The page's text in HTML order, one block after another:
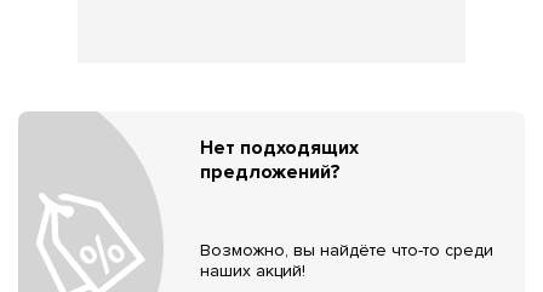
Нет подходящих
предложений?
Возможно, вы найдёте что-то среди
наших акций!